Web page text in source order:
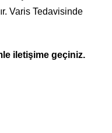
Varis Tedavisinde
iletişime geçiniz.